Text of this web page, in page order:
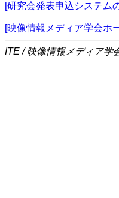
[研究会発表申込システム
[映像情報メディア学会ホ
ITE / 映像情報メディア学